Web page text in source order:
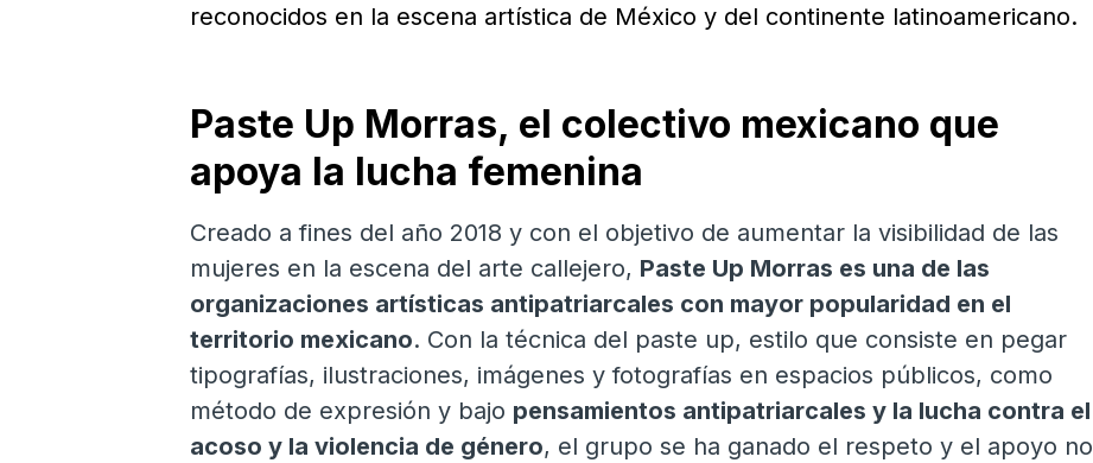
reconocidos en la escena artística de México y del continente latinoamericano.
Paste Up Morras, el colectivo mexicano que
apoya la lucha femenina
Creado a fines del año 2018 y con el objetivo de aumentar la visibilidad de las
mujeres en la escena del arte callejero, Paste Up Morras es una de las
organizaciones artísticas antipatriarcales con mayor popularidad en el
territorio mexicano. Con la técnica del paste up, estilo que consiste en pegar
tipografías, ilustraciones, imágenes y fotografías en espacios públicos, como
método de expresión y bajo pensamientos antipatriarcales y la lucha contra el
acoso y la violencia de género, el grupo se ha ganado el respeto y el apoyo no